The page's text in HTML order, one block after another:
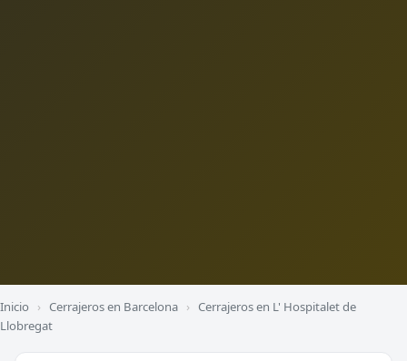
Inicio › Cerrajeros en Barcelona › Cerrajeros en L' Hospitalet de
Llobregat